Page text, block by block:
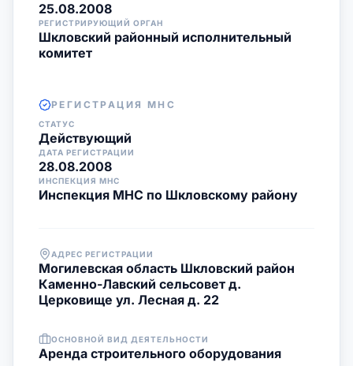
25.08.2008
РЕГИСТРИРУЮЩИЙ ОРГАН
Шкловский районный исполнительный
комитет
РЕГИСТРАЦИЯ МНС
СТАТУС
Действующий
ДАТА РЕГИСТРАЦИИ
28.08.2008
ИНСПЕКЦИЯ МНС
Инспекция МНС по Шкловскому району
АДРЕС РЕГИСТРАЦИИ
Могилевская область Шкловский район
Каменно-Лавский сельсовет д.
Церковище ул. Лесная д. 22
ОСНОВНОЙ ВИД ДЕЯТЕЛЬНОСТИ
Аренда строительного оборудования